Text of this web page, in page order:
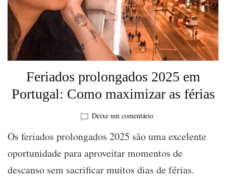
Feriados prolongados 2025 em
Portugal: Como maximizar as férias
Deixe um comentáriosobre
prolongados
em
Portugal:
Os feriados prolongados 2025 são uma excelente
oportunidade para aproveitar momentos de
descanso sem sacrificar muitos dias de férias.